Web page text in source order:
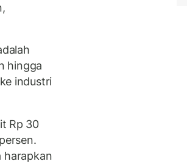
hingga
industri
Rp 30
harapkan